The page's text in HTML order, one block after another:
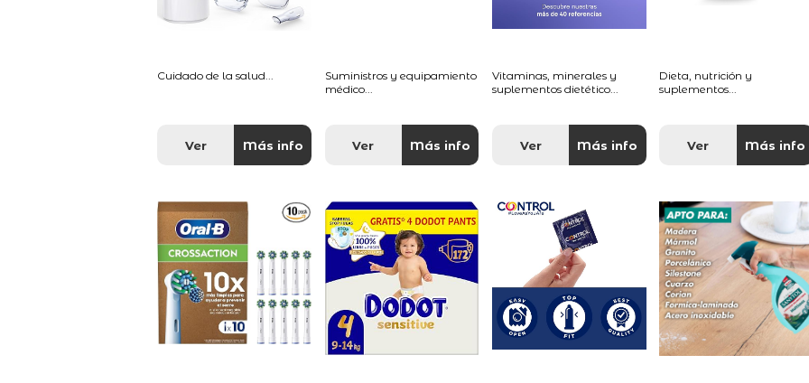
Cuidado de la salud...
Ver Más info
Suministros y equipamiento
médico...
Ver Más info
Vitaminas, minerales y
suplementos dietético...
Ver Más info
Dieta, nutrición y
suplementos...
Ver Más info